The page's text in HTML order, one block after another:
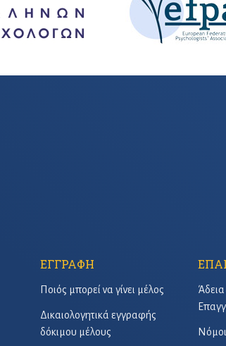
ΕΓΓΡΑΦΗ
Ποιός μπορεί να γίνει μέλος
Δικαιολογητικά εγγραφής
δόκιμου μέλους
Νόμοι